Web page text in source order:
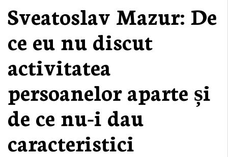
Sveatoslav Mazur: De
ce eu nu discut
activitatea
persoanelor aparte și
de ce nu-i dau
caracteristici